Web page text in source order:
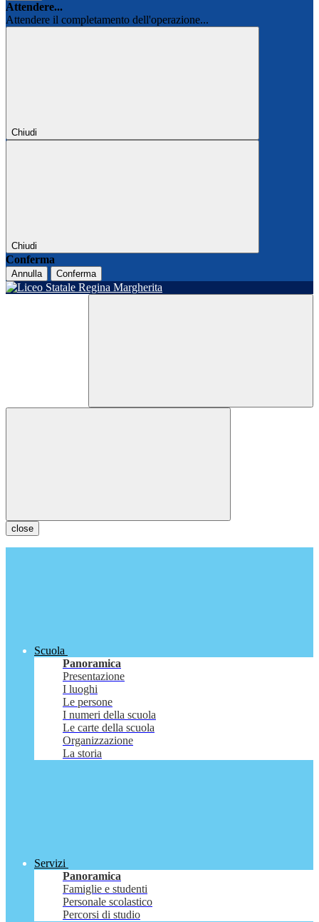
Attendere...
Attendere il completamento dell'operazione...
Chiudi
Chiudi
Conferma
Annulla Conferma
close
Scuola
Panoramica
Presentazione
I luoghi
Le persone
I numeri della scuola
Le carte della scuola
Organizzazione
La storia
Servizi
Panoramica
Famiglie e studenti
Personale scolastico
Percorsi di studio